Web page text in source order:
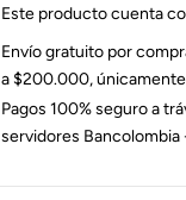
Este producto cuenta
Envío gratuito por
a $200.000,
Pagos 100% seguro a
servidores Bancolombia